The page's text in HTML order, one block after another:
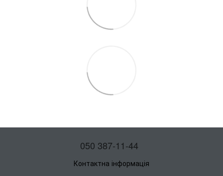
050 387-11-44
Контактна інформація